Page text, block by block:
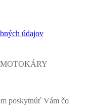
údajov
MOTOKÁRY
poskytnúť Vám čo